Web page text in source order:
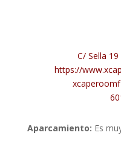
C/ Sella
https://
Aparcamiento: Es